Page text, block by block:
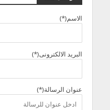
الاسم(*)
البريد الالكترونى(*)
عنوان الرسالة(*)